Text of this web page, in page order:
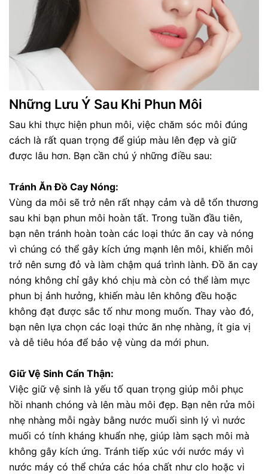
Những Lưu Ý Sau Khi Phun Môi
Sau khi thực hiện phun môi, việc chăm sóc môi đúng
cách là rất quan trọng để giúp màu lên đẹp và giữ
được lâu hơn. Bạn cần chú ý những điều sau:
Tránh Ăn Đồ Cay Nóng:
Vùng da môi sẽ trở nên rất nhạy cảm và dễ tổn thương
sau khi bạn phun môi hoàn tất. Trong tuần đầu tiên,
bạn nên tránh hoàn toàn các loại thức ăn cay và nóng
vì chúng có thể gây kích ứng mạnh lên môi, khiến môi
trở nên sưng đỏ và làm chậm quá trình lành. Đồ ăn cay
nóng không chỉ gây khó chịu mà còn có thể làm mực
phun bị ảnh hưởng, khiến màu lên không đều hoặc
không đạt được sắc tố như mong muốn. Thay vào đó,
bạn nên lựa chọn các loại thức ăn nhẹ nhàng, ít gia vị
và dễ tiêu hóa để bảo vệ vùng da mới phun.
Giữ Vệ Sinh Cẩn Thận:
Việc giữ vệ sinh là yếu tố quan trọng giúp môi phục
hồi nhanh chóng và lên màu môi đẹp. Bạn nên rửa môi
nhẹ nhàng mỗi ngày bằng nước muối sinh lý vì nước
muối có tính kháng khuẩn nhẹ, giúp làm sạch môi mà
không gây kích ứng. Tránh tiếp xúc với nước máy vì
nước máy có thể chứa các hóa chất như clo hoặc vi